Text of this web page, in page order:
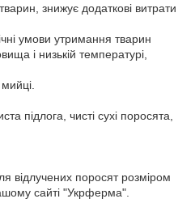
знижує додаткові витрати
умови утримання тварин
і низькій температурі,
підлога, чисті сухі поросята,
відлучених поросят розміром
сайті "Укрферма".